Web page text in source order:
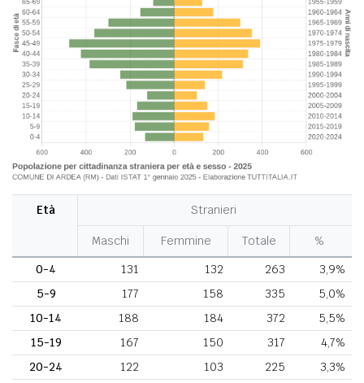
Età Stranieri
Maschi Femmine Totale
%
0-4
131 132 263
3,9%
5-9
177 158 335
5,0%
10-14
188 184 372
5,5%
15-19
167 150 317
4,7%
20-24
122 103 225
3,3%